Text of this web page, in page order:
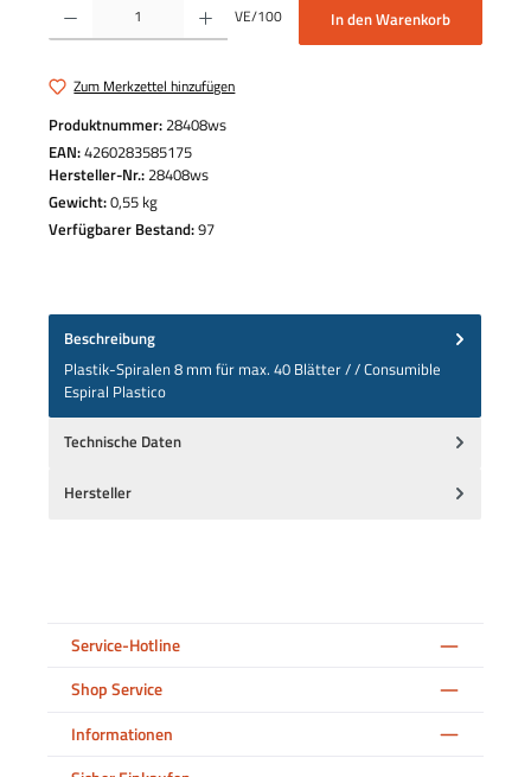
VE/100 In den Warenkorb
Zum Merkzettel hinzufügen
Produktnummer:28408ws
EAN:4260283585175
Hersteller-Nr.:28408ws
Gewicht:0,55 kg
Verfügbarer Bestand:97
Beschreibung
Plastik-Spiralen 8 mm für max. 40 Blätter / / Consumible
Espiral Plastico
Technische Daten
Hersteller
Service-Hotline
Shop Service
Informationen